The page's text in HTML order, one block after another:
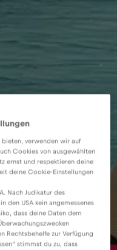
verwenden wir auf
Cookies von ausgewählten
ernst und respektieren deine
deine Cookie-Einstellungen
Nach Judikatur des
den USA kein angemessenes
dass deine Daten dem
Rechtsbehelfe zur Verfügung
stimmst du zu, dass